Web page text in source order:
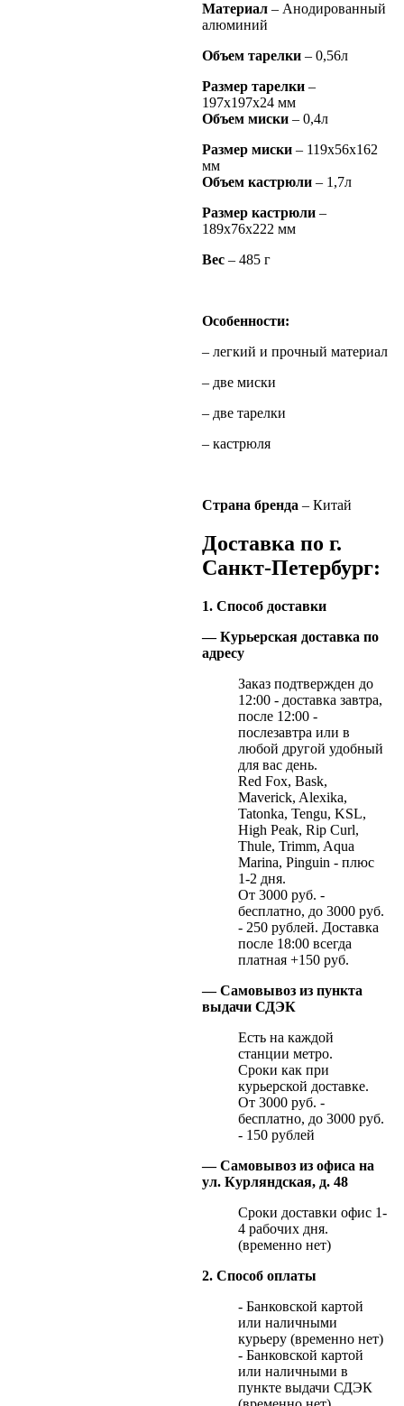
Материал – Анодированный
алюминий
Объем тарелки – 0,56л
Размер тарелки –
197х197х24 мм
Объем миски – 0,4л
Размер миски – 119х56х162
мм
Объем кастрюли – 1,7л
Размер кастрюли –
189х76х222 мм
Вес – 485 г
Особенности:
– легкий и прочный материал
– две миски
– две тарелки
– кастрюля
Страна бренда – Китай
Доставка по г.
Санкт-Петербург:
1. Способ доставки
— Курьерская доставка по
адресу
Заказ подтвержден до
12:00 - доставка завтра,
после 12:00 -
послезавтра или в
любой другой удобный
для вас день.
Red Fox, Bask,
Maverick, Alexika,
Tatonka, Tengu, KSL,
High Peak, Rip Curl,
Thule, Trimm, Aqua
Marina, Pinguin - плюс
1-2 дня.
От 3000 руб. -
бесплатно, до 3000 руб.
- 250 рублей. Доставка
после 18:00 всегда
платная +150 руб.
— Самовывоз из пункта
выдачи СДЭК
Есть на каждой
станции метро.
Сроки как при
курьерской доставке.
От 3000 руб. -
бесплатно, до 3000 руб.
- 150 рублей
— Самовывоз из офиса на
ул. Курляндская, д. 48
Сроки доставки офис 1-
4 рабочих дня.
(временно нет)
2. Способ оплаты
- Банковской картой
или наличными
курьеру (временно нет)
- Банковской картой
или наличными в
пункте выдачи СДЭК